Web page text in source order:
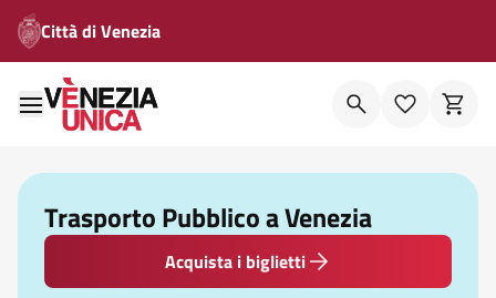
Città di Venezia
Trasporto Pubblico a Venezia
Acquista i biglietti